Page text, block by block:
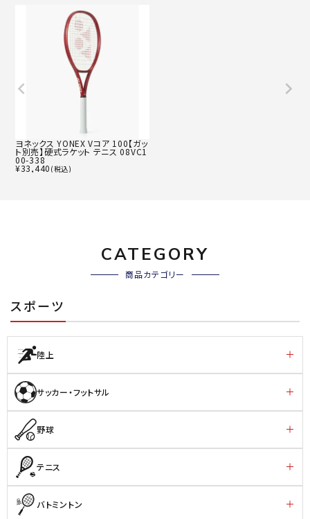
ヨネックス YONEX Vコア 100【ガッ
ト別売】硬式ラケット テニス 08VC1
00-338
¥33,440 (税込)
CATEGORY
商品カテゴリー
スポーツ
陸上
サッカー・フットサル
野球
テニス
バトミントン